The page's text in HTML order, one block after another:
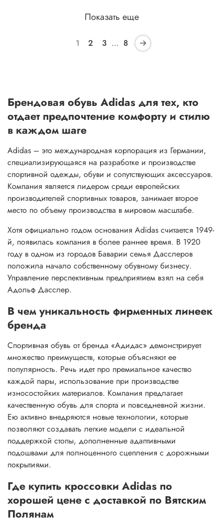
Показать еще
1 2 3 … 8
Брендовая обувь Adidas для тех, кто
отдает предпочтение комфорту и стилю
в каждом шаге
Adidas – это международная корпорация из Германии,
специализирующаяся на разработке и производстве
спортивной одежды, обуви и сопутствующих аксессуаров.
Компания является лидером среди европейских
производителей спортивных товаров, занимает второе
место по объему производства в мировом масштабе.
Хотя официально годом основания Adidas считается 1949-
й, появилась компания в более раннее время. В 1920
году в одном из городов Баварии семья Дасслеров
положила начало собственному обувному бизнесу.
Управление перспективным предприятием взял на себя
Адольф Дасслер.
В чем уникальность фирменных линеек
бренда
Спортивная обувь от бренда «Адидас» демонстрирует
множество преимуществ, которые объясняют ее
популярность. Речь идет про премиальное качество
каждой пары, использование при производстве
износостойких материалов. Компания предлагает
качественную обувь для спорта и повседневной жизни.
Ею активно внедряются новые технологии, которые
позволяют создавать легкие модели с идеальной
поддержкой стопы, дополненные адаптивными
подошвами для полноценного сцепления с дорожными
покрытиями.
Где купить кроссовки Adidas по
хорошей цене с доставкой по Вятским
Полянам